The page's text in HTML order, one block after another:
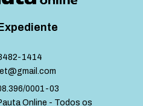
Expediente
1414
0001-03
Online - Todos os